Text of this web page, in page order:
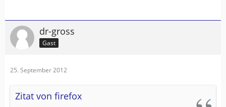
dr-gross
Gast
25. September 2012
Zitat von firefox